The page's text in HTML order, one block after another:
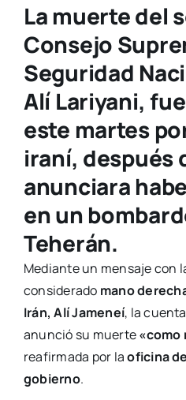
La muerte del
Consejo
Seguridad
Alí Lariyani,
este martes
iraní, después
anunciara
en un
Teherán.
Mediante un mensaje con
considerado mano
Irán, Alí Jameneí, la
anunció su muerte«como
reafirmada por laoficina
gobierno.